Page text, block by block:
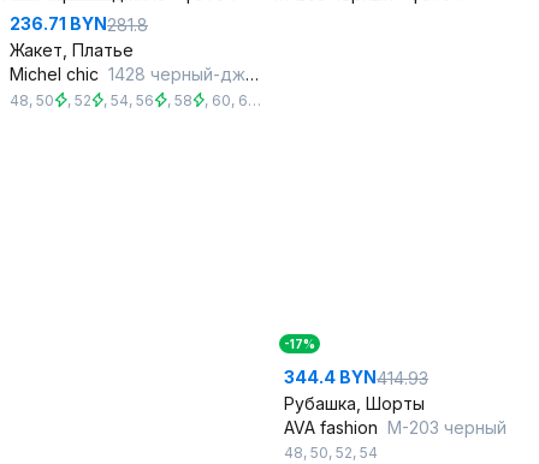
236.71 BYN281.8
Жакет, Платье
Michel chic 1428 черный-джинс
48, 50 , 52 , 54, 56 , 58 , 60, 62 ,
-17%
344.4 BYN414.93
Рубашка, Шорты
AVA fashion М-203 черный
48, 50, 52, 54